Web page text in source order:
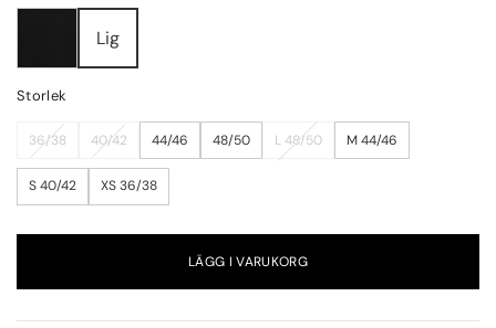
Lig
Storlek
36/38 40/42 44/46 48/50 L 48/50 M 44/46
S 40/42 XS 36/38
LÄGG I VARUKORG